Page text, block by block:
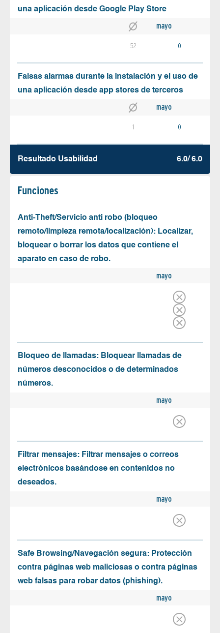
una aplicación desde Google Play Store
mayo
52 0
Falsas alarmas durante la instalación y el uso de
una aplicación desde app stores de terceros
mayo
1 0
Resultado Usabilidad 6.0/ 6.0
Funciones
Anti-Theft/Servicio anti robo (bloqueo
remoto/limpieza remota/localización): Localizar,
bloquear o borrar los datos que contiene el
aparato en caso de robo.
mayo
Bloqueo de llamadas: Bloquear llamadas de
números desconocidos o de determinados
números.
mayo
Filtrar mensajes: Filtrar mensajes o correos
electrónicos basándose en contenidos no
deseados.
mayo
Safe Browsing/Navegación segura: Protección
contra páginas web maliciosas o contra páginas
web falsas para robar datos (phishing).
mayo